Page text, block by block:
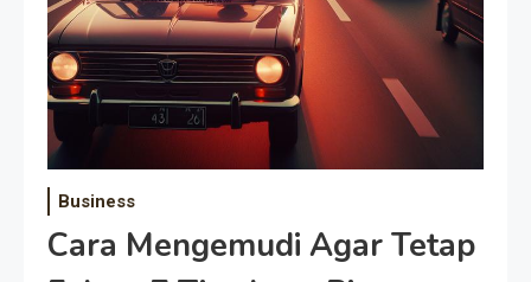
Business
Cara Mengemudi Agar Tetap